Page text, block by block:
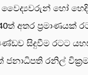
හෝ
අතර ප්‍රමාණයක්
සිදුවීම රටට
රනිල්